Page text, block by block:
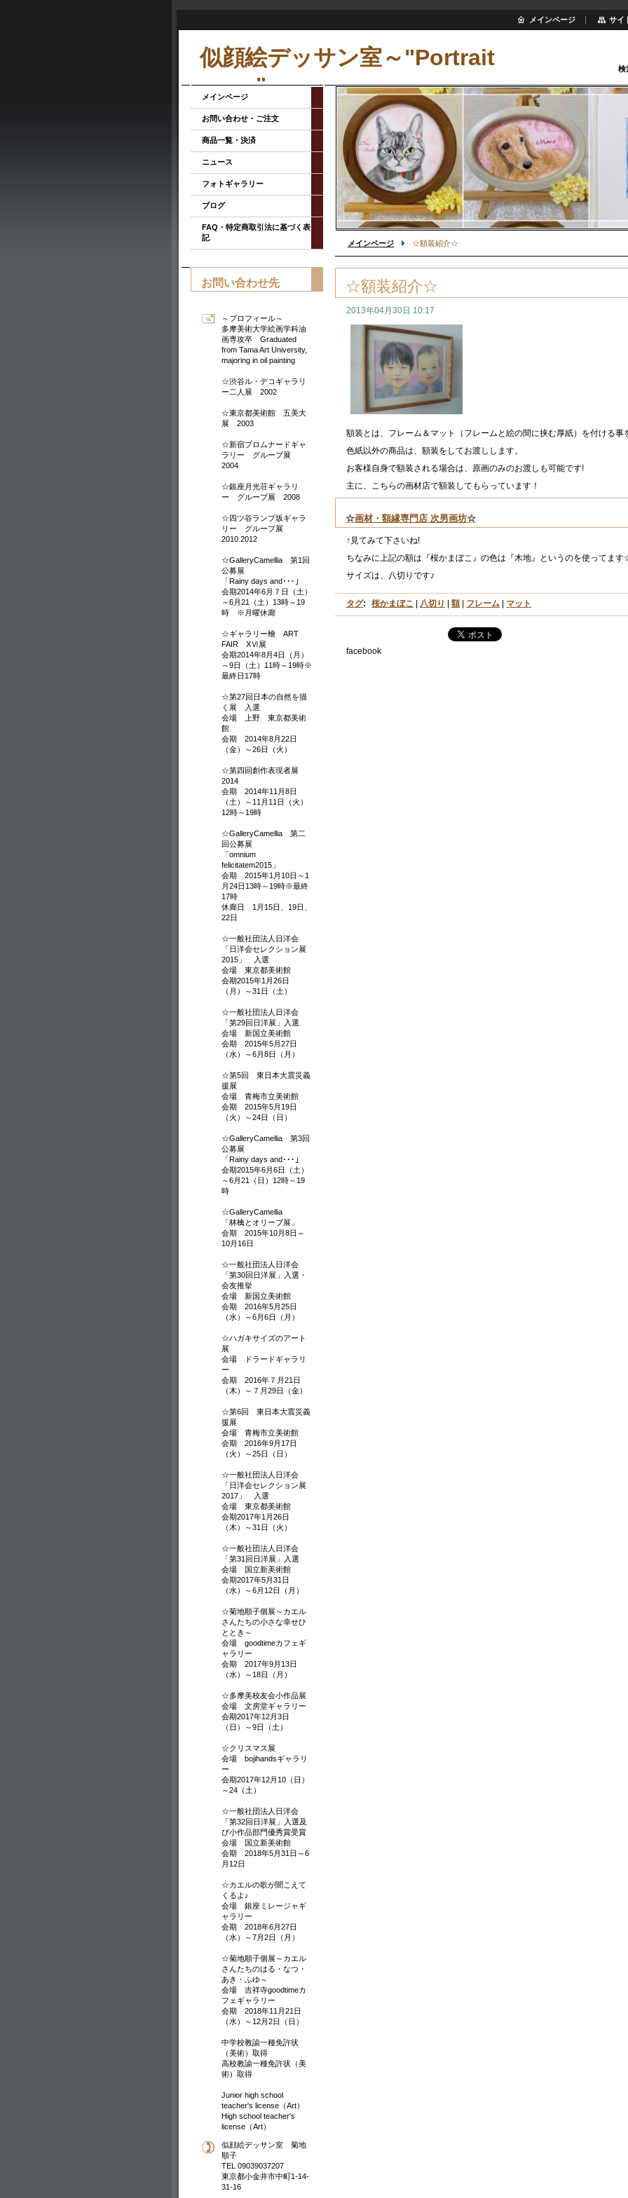
似顔絵デッサン室～"Portrait
room"
検
メインページ ☆額装紹介☆
☆額装紹介☆
2013年04月30日 10:17
額装とは、フレーム＆マット（フレームと絵の間に挟む厚紙）を付ける事
色紙以外の商品は、額装をしてお渡しします。
お客様自身で額装される場合は、原画のみのお渡しも可能です!
主に、こちらの画材店で額装してもらっています！
☆画材・額縁専門店 次男画坊☆
↑見てみて下さいね!
ちなみに上記の額は『桜かまぼこ』の色は『木地』というのを使ってま
サイズは、八切りです♪
タグ: 桜かまぼこ 八切り 額 フレーム マット
facebook
メインページ
お問い合わせ・ご注文
商品一覧・決済
ニュース
フォトギャラリー
ブログ
FAQ・特定商取引法に基づく表
記
お問い合わせ先
～プロフィール～
多摩美術大学絵画学科油
画専攻卒 Graduated
from Tama Art University,
majoring in oil painting
☆渋谷ル・デコギャラリ
ー二人展 2002
☆東京都美術館 五美大
展 2003
☆新宿プロムナードギャ
ラリー グループ展
2004
☆銀座月光荘ギャラリ
ー グループ展 2008
☆四ツ谷ランプ坂ギャラ
リー グループ展
2010.2012
☆GalleryCamellia 第1回
公募展
「Rainy days and･･･」
会期2014年6月７日（土）
～6月21（土）13時～19
時 ※月曜休廊
☆ギャラリー檜 ART
FAIR XⅥ展
会期2014年8月4日（月）
～9日（土）11時～19時※
最終日17時
☆第27回日本の自然を描
く展 入選
会場 上野 東京都美術
館
会期 2014年8月22日
（金）～26日（火）
☆第四回創作表現者展
2014
会期 2014年11月8日
（土）～11月11日（火）
12時～19時
☆GalleryCamellia 第二
回公募展
「omnium
felicitatem2015」
会期 2015年1月10日～1
月24日13時～19時※最終
17時
休廊日 1月15日、19日、
22日
☆一般社団法人日洋会
「日洋会セレクション展
2015」 入選
会場 東京都美術館
会期2015年1月26日
（月）～31日（土）
☆一般社団法人日洋会
「第29回日洋展」入選
会場 新国立美術館
会期 2015年5月27日
（水）～6月8日（月）
☆第5回 東日本大震災義
援展
会場 青梅市立美術館
会期 2015年5月19日
（火）～24日（日）
☆GalleryCamellia 第3回
公募展
「Rainy days and･･･」
会期2015年6月6日（土）
～6月21（日）12時～19
時
☆GalleryCamellia
「林檎とオリーブ展」
会期 2015年10月8日～
10月16日
☆一般社団法人日洋会
「第30回日洋展」入選・
会友推挙
会場 新国立美術館
会期 2016年5月25日
（水）～6月6日（月）
☆ハガキサイズのアート
展
会場 ドラードギャラリ
ー
会期 2016年７月21日
（木）～７月29日（金）
☆第6回 東日本大震災義
援展
会場 青梅市立美術館
会期 2016年9月17日
（火）～25日（日）
☆一般社団法人日洋会
「日洋会セレクション展
2017」 入選
会場 東京都美術館
会期2017年1月26日
（木）～31日（火）
☆一般社団法人日洋会
「第31回日洋展」入選
会場 国立新美術館
会期2017年5月31日
（水）～6月12日（月）
☆菊地順子個展～カエル
さんたちの小さな幸せひ
ととき～
会場 goodtimeカフェギ
ャラリー
会期 2017年9月13日
（水）～18日（月）
☆多摩美校友会小作品展
会場 文房堂ギャラリー
会期2017年12月3日
（日）～9日（土）
☆クリスマス展
会場 bojihandsギャラリ
ー
会期2017年12月10（日）
～24（土）
☆一般社団法人日洋会
「第32回日洋展」入選及
び小作品部門優秀賞受賞
会場 国立新美術館
会期 2018年5月31日～6
月12日
☆カエルの歌が聞こえて
くるよ♪
会場 銀座ミレージャギ
ャラリー
会期 2018年6月27日
（水）～7月2日（月）
☆菊地順子個展～カエル
さんたちのはる・なつ・
あき・ふゆ～
会場 吉祥寺goodtimeカ
フェギャラリー
会期 2018年11月21日
（水）～12月2日（日）
中学校教諭一種免許状
（美術）取得
高校教諭一種免許状（美
術）取得
Junior high school
teacher's license（Art）
High school teacher's
license（Art）
似顔絵デッサン室 菊地
順子
TEL 09039037207
東京都小金井市中町1-14-
31-16
メインページ サイ